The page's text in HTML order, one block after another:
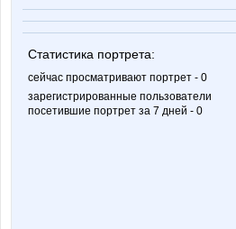
Статистика портрета:
сейчас просматривают портрет - 0
зарегистрированные пользователи
посетившие портрет за 7 дней - 0